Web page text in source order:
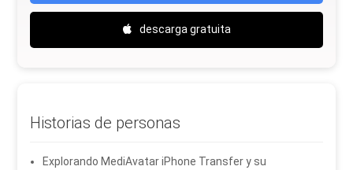
descarga gratuita
Historias de personas
Explorando MediAvatar iPhone Transfer y su